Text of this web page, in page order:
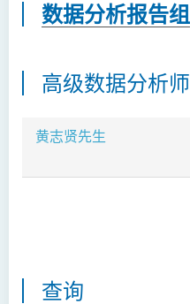
数据分析报告组
高级数据分析师
黄志贤先生
查询